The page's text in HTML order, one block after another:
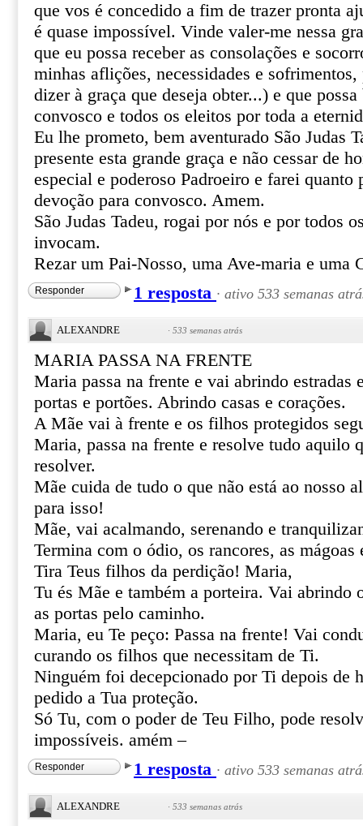
que vos é concedido a fim de trazer pronta
é quase impossível. Vinde valer-me nessa
que eu possa receber as consolações e
minhas aflições, necessidades e
dizer à graça que deseja obter...) e que
convosco e todos os eleitos por toda a
Eu lhe prometo, bem aventurado São Judas
presente esta grande graça e não cessar de
especial e poderoso Padroeiro e farei quanto
devoção para convosco. Amem.
São Judas Tadeu, rogai por nós e por todos
invocam.
Rezar um Pai-Nosso, uma Ave-maria e uma
Responder 1 resposta · ativo 533 semanas
ALEXANDRE · 533 semanas atrás
MARIA PASSA NA FRENTE
Maria passa na frente e vai abrindo estradas
portas e portões. Abrindo casas e corações.
A Mãe vai à frente e os filhos protegidos
Maria, passa na frente e resolve tudo aquilo
resolver.
Mãe cuida de tudo o que não está ao nosso
para isso!
Mãe, vai acalmando, serenando e
Termina com o ódio, os rancores, as mágoas
Tira Teus filhos da perdição! Maria,
Tu és Mãe e também a porteira. Vai abrindo
as portas pelo caminho.
Maria, eu Te peço: Passa na frente! Vai
curando os filhos que necessitam de Ti.
Ninguém foi decepcionado por Ti depois de
pedido a Tua proteção.
Só Tu, com o poder de Teu Filho, pode
impossíveis. amém –
Responder 1 resposta · ativo 533 semanas
ALEXANDRE · 533 semanas atrás